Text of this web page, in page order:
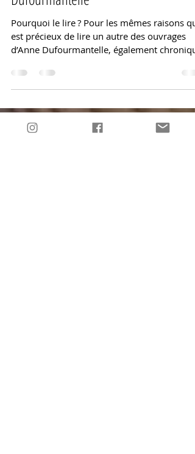
Puissance de la douceur, Anne
Dufourmantelle
Pourquoi le lire ? Pour les mêmes raisons
sur St